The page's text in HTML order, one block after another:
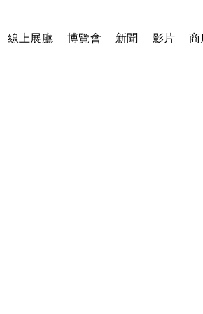
線上展廳 博覽會 新聞 影片 商